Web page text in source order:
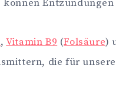
,Vitamin B9 (Folsäure)
die für